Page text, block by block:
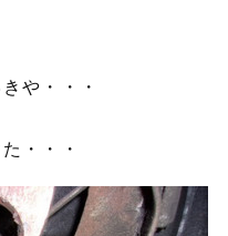
や・・・
・・・